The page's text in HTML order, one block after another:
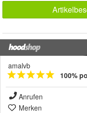
amalvb
100%
Anrufen
Merken